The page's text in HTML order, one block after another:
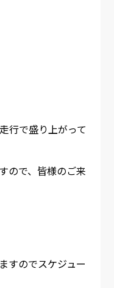
行で盛り上がって
ので、皆様のご来
すのでスケジュー